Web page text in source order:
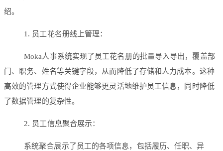
绍。
1. 员工花名册线上管理：
Moka人事系统实现了员工花名册的批量导入导出，覆盖部
门、职务、姓名等关键字段，从而降低了存储和人力成本。这种
高效的管理方式使得企业能够更灵活地维护员工信息，同时降低
了数据管理的复杂性。
2. 员工信息聚合展示：
系统聚合展示了员工的各项信息，包括履历、任职、异